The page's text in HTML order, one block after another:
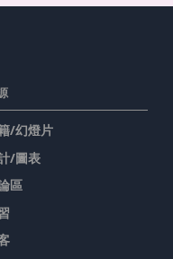
/幻燈片
/圖表
區